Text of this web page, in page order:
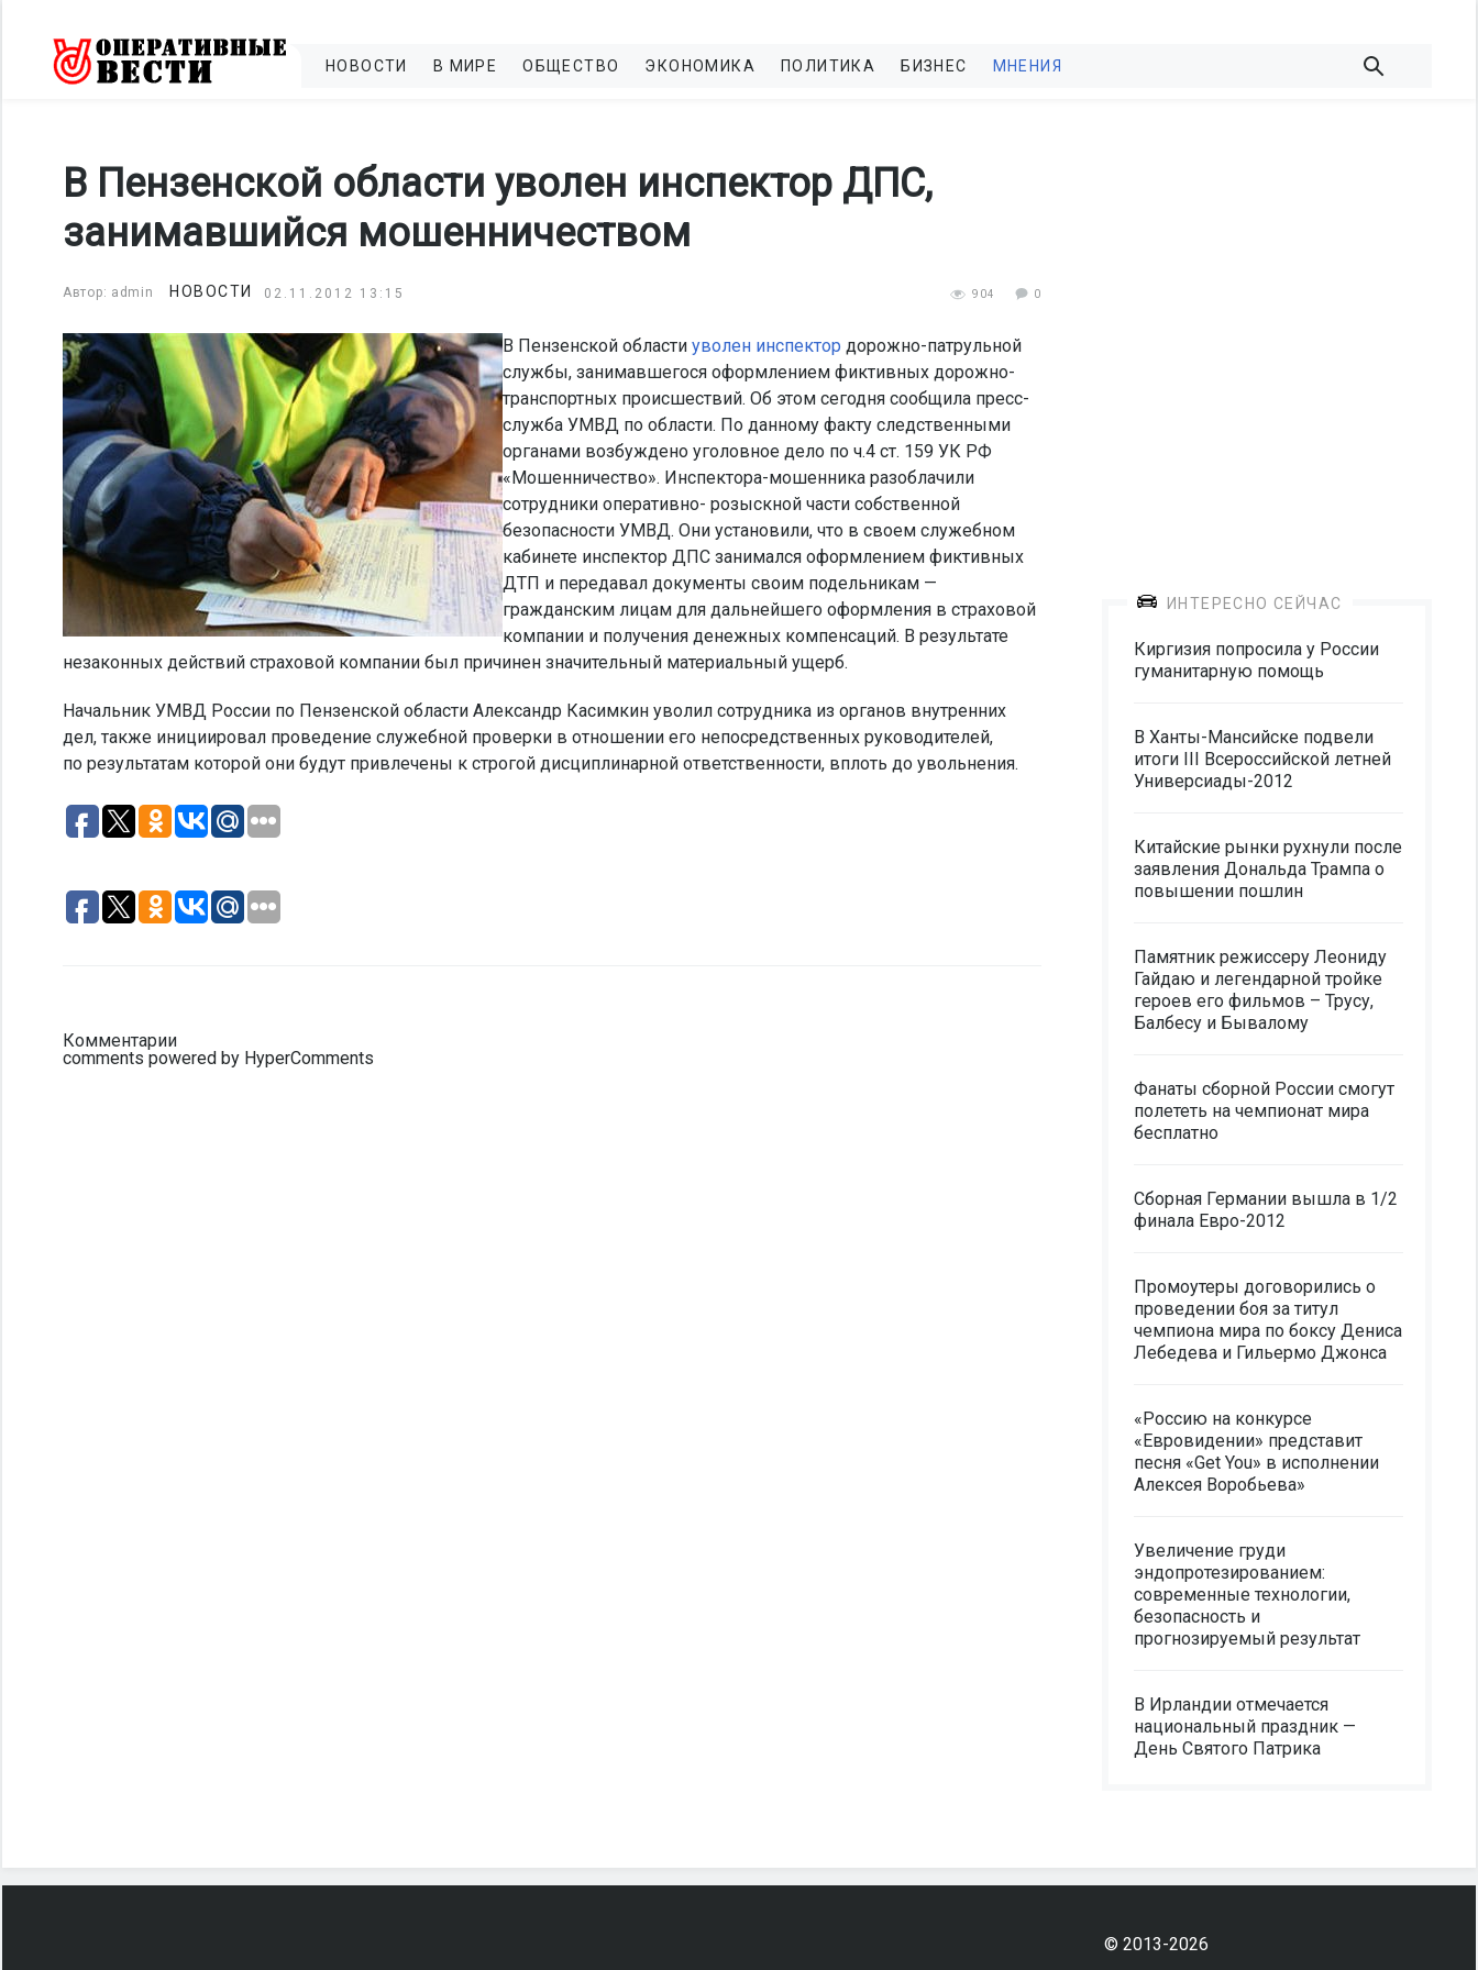
НОВОСТИ В МИРЕ ОБЩЕСТВО ЭКОНОМИКА ПОЛИТИКА БИЗНЕС МНЕНИЯ
В Пензенской области уволен инспектор ДПС,
занимавшийся мошенничеством
Автор: admin НОВОСТИ 02.11.2012 13:15 904 0
В Пензенской области уволен инспектор дорожно-патрульной
службы, занимавшегося оформлением фиктивных дорожно-
транспортных происшествий. Об этом сегодня сообщила пресс-
служба УМВД по области. По данному факту следственными
органами возбуждено уголовное дело по ч.4 ст. 159 УК РФ
«Мошенничество». Инспектора-мошенника разоблачили
сотрудники оперативно- розыскной части собственной
безопасности УМВД. Они установили, что в своем служебном
кабинете инспектор ДПС занимался оформлением фиктивных
ДТП и передавал документы своим подельникам —
гражданским лицам для дальнейшего оформления в страховой
компании и получения денежных компенсаций. В результате
незаконных действий страховой компании был причинен значительный материальный ущерб.
Начальник УМВД России по Пензенской области Александр Касимкин уволил сотрудника из органов внутренних
дел, также инициировал проведение служебной проверки в отношении его непосредственных руководителей,
по результатам которой они будут привлечены к строгой дисциплинарной ответственности, вплоть до увольнения.
Комментарии
comments powered by HyperComments
ИНТЕРЕСНО СЕЙЧАС
Киргизия попросила у России
гуманитарную помощь
В Ханты-Мансийске подвели
итоги III Всероссийской летней
Универсиады-2012
Китайские рынки рухнули после
заявления Дональда Трампа о
повышении пошлин
Памятник режиссеру Леониду
Гайдаю и легендарной тройке
героев его фильмов – Трусу,
Балбесу и Бывалому
Фанаты сборной России смогут
полететь на чемпионат мира
бесплатно
Сборная Германии вышла в 1/2
финала Евро-2012
Промоутеры договорились о
проведении боя за титул
чемпиона мира по боксу Дениса
Лебедева и Гильермо Джонса
«Россию на конкурсе
«Евровидении» представит
песня «Get You» в исполнении
Алексея Воробьева»
Увеличение груди
эндопротезированием:
современные технологии,
безопасность и
прогнозируемый результат
В Ирландии отмечается
национальный праздник —
День Святого Патрика
© 2013-2026